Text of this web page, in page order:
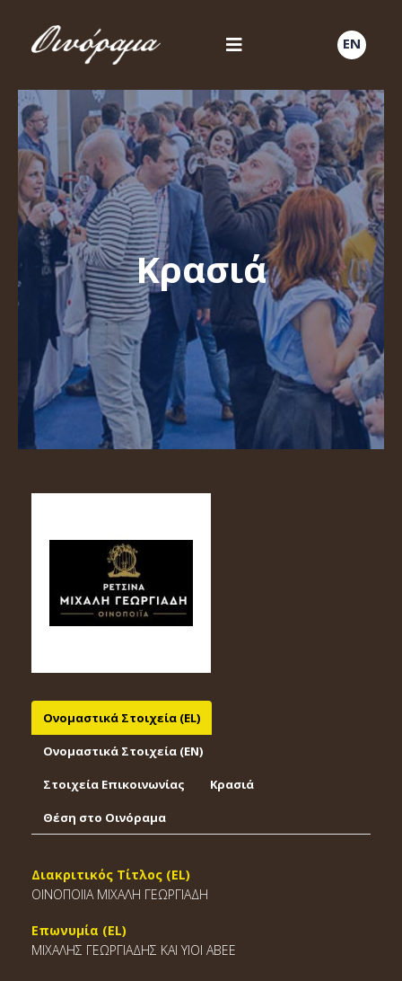
EN
Κρασιά
Ονομαστικά Στοιχεία (EL)
Ονομαστικά Στοιχεία (EΝ)
Στοιχεία Επικοινωνίας Κρασιά
Θέση στο Οινόραμα
Διακριτικός Τίτλος (EL)
ΟΙΝΟΠΟΙΙΑ ΜΙΧΑΛΗ ΓΕΩΡΓΙΑΔΗ
Επωνυμία (EL)
ΜΙΧΑΛΗΣ ΓΕΩΡΓΙΑΔΗΣ ΚΑΙ ΥΙΟΙ ΑΒΕΕ